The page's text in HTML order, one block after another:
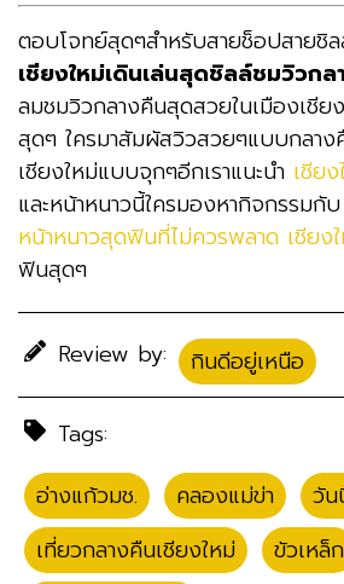
ตอบโจทย์สุดๆสำหรับสายช็อปสายชิ
เชียงใหม่เดินเล่นสุดชิลล์ชมวิวกล
ลมชมวิวกลางคืนสุดสวยในเมืองเชี
สุดๆ ใครมาสัมผัสวิวสวยๆแบบกลา
เชียงใหม่แบบจุกๆอีกเราแนะนำ เชีย
และหน้าหนาวนี้ใครมองหากิจกรรมกับ
หน้าหนาวสุดฟินที่ไม่ควรพลาด เชียง
ฟินสุดๆ
Review by: กินดีอยู่เหนือ
Tags:
อ่างแก้วมช.
คลองแม่ข่า วัน
เที่ยวกลางคืนเชียงใหม่
ขัวเหล็ก